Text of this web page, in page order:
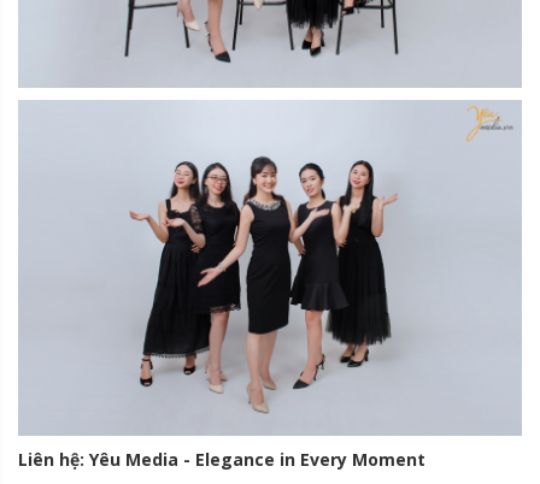
Liên hệ: Yêu Media - Elegance in Every Moment